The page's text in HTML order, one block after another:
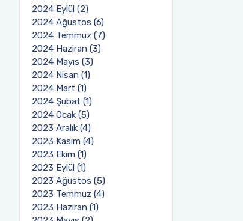
2024 Eylül (2)
2024 Ağustos (6)
2024 Temmuz (7)
2024 Haziran (3)
2024 Mayıs (3)
2024 Nisan (1)
2024 Mart (1)
2024 Şubat (1)
2024 Ocak (5)
2023 Aralık (4)
2023 Kasım (4)
2023 Ekim (1)
2023 Eylül (1)
2023 Ağustos (5)
2023 Temmuz (4)
2023 Haziran (1)